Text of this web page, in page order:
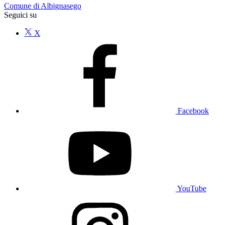
Comune di Albignasego
Seguici su
X
Facebook
YouTube